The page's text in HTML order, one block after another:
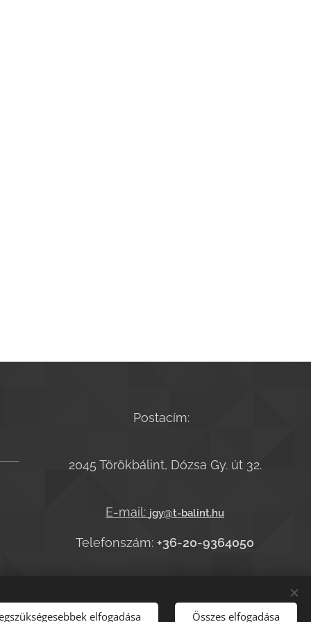
Postacím:
2045 Törökbálint, Dózsa Gy. út 32.
E-mail: jgy@t-balint.hu
Telefonszám: +36-20-9364050
elfogadása Összes elfogadása